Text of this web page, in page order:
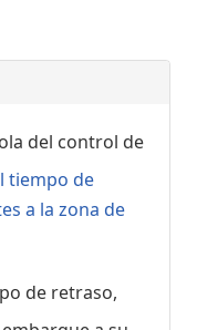
del control de
tiempo de
a la zona de
de retraso,